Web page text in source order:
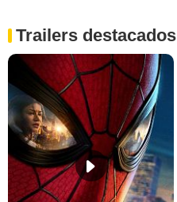
Trailers destacados